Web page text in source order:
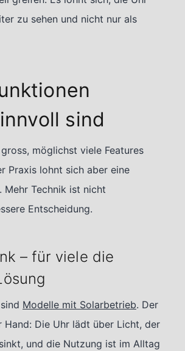
zu sehen und nicht nur als
sind
möglichst viele Features
Praxis lohnt sich aber eine
Mehr Technik ist nicht
Entscheidung.
– für viele die
Modelle mit Solarbetrieb. Der
Die Uhr lädt über Licht, der
und die Nutzung ist im Alltag